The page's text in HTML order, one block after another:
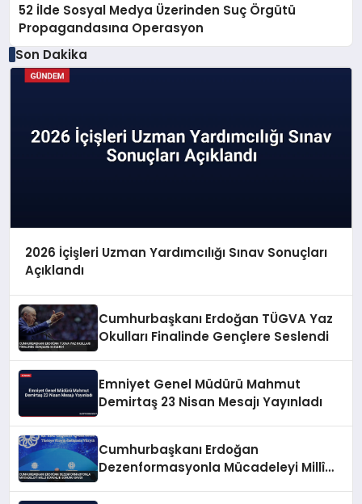
52 İlde Sosyal Medya Üzerinden Suç Örgütü
Propagandasına Operasyon
Son Dakika
2026 İçişleri Uzman Yardımcılığı Sınav Sonuçları
Açıklandı
Cumhurbaşkanı Erdoğan TÜGVA Yaz
Okulları Finalinde Gençlere Seslendi
Emniyet Genel Müdürü Mahmut
Demirtaş 23 Nisan Mesajı Yayınladı
Cumhurbaşkanı Erdoğan
Dezenformasyonla Mücadeleyi Millî